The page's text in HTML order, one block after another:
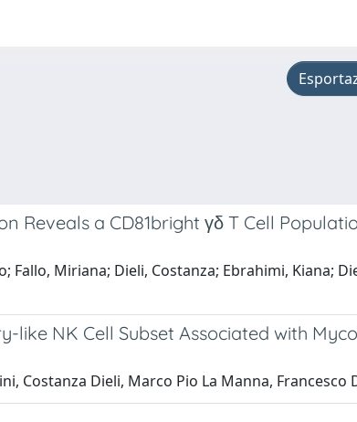
Reveals a CD81bright γδ T Cell
Miriana; Dieli, Costanza; Ebrahimi, Kiana;
like NK Cell Subset Associated with
Costanza Dieli, Marco Pio La Manna, Francesco